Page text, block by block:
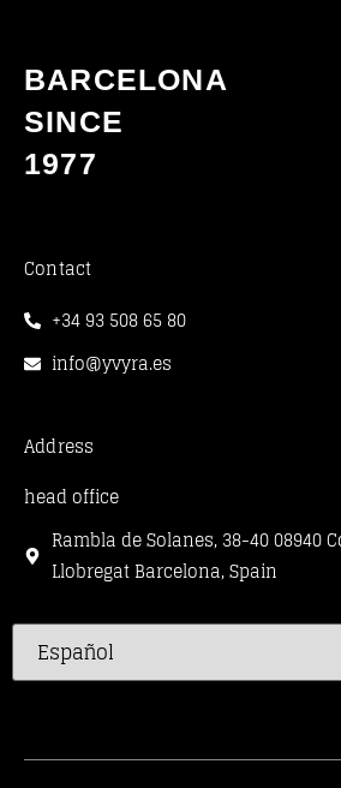
BARCELONA
SINCE
1977
Contact
+34 93 508 65 80
info@yvyra.es
Address
head office
Rambla de Solanes, 38-40 08940
Llobregat Barcelona, Spain